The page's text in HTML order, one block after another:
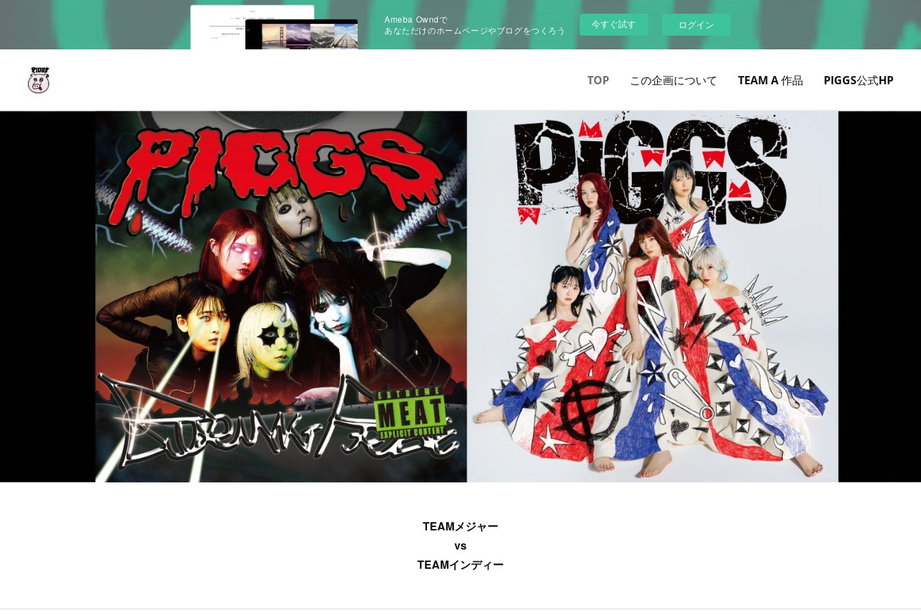
Ameba Owndで
あなただけのホームページやブログをつくろう
今すぐ試す ログイン
TOP この企画について TEAM A 作品 PIGGS公式HP
TEAMメジャー
vs
TEAMインディー